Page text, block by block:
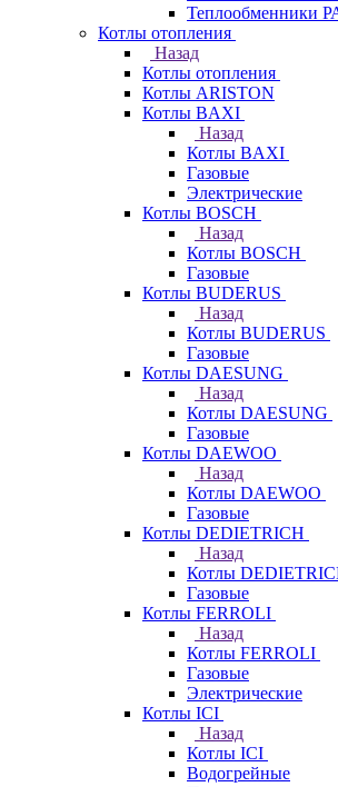
Котлы отопления
Назад
Котлы отопления
Котлы ARISTON
Котлы BAXI
Назад
Котлы BAXI
Газовые
Электрические
Котлы BOSCH
Назад
Котлы BOSCH
Газовые
Котлы BUDERUS
Назад
Котлы BUDERUS
Газовые
Котлы DAESUNG
Назад
Котлы DAESUNG
Газовые
Котлы DAEWOO
Назад
Котлы DAEWOO
Газовые
Котлы DEDIETRICH
Назад
Котлы
Газовые
Котлы FERROLI
Назад
Котлы FERROLI
Газовые
Электрические
Котлы ICI
Назад
Котлы ICI
Водогрейные